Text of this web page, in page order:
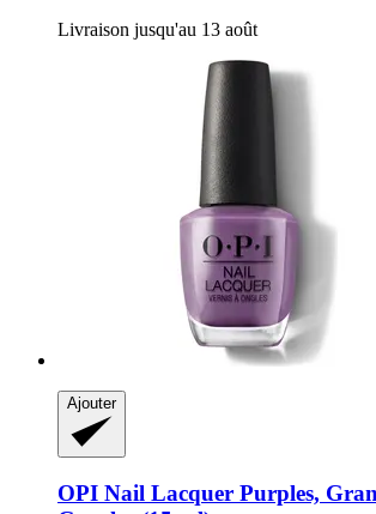
Livraison jusqu'au 13 août
Ajouter
OPI Nail Lacquer Purples,